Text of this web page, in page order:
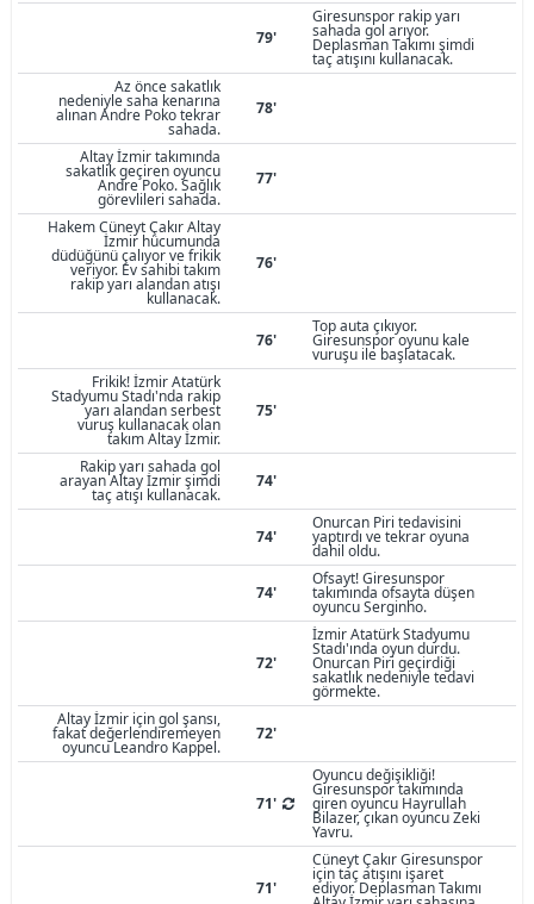
79'
Giresunspor rakip yarı
sahada gol arıyor.
Deplasman Takımı şimdi
taç atışını kullanacak.
Az önce sakatlık
nedeniyle saha kenarına
alınan Andre Poko tekrar
sahada.
78'
Altay İzmir takımında
sakatlık geçiren oyuncu
Andre Poko. Sağlık
görevlileri sahada.
77'
Hakem Cüneyt Çakır Altay
İzmir hücumunda
düdüğünü çalıyor ve frikik
veriyor. Ev sahibi takım
rakip yarı alandan atışı
kullanacak.
76'
76'
Top auta çıkıyor.
Giresunspor oyunu kale
vuruşu ile başlatacak.
Frikik! İzmir Atatürk
Stadyumu Stadı'nda rakip
yarı alandan serbest
vuruş kullanacak olan
takım Altay İzmir.
75'
Rakip yarı sahada gol
arayan Altay İzmir şimdi
taç atışı kullanacak.
74'
74'
Onurcan Piri tedavisini
yaptırdı ve tekrar oyuna
dahil oldu.
74'
Ofsayt! Giresunspor
takımında ofsayta düşen
oyuncu Serginho.
72'
İzmir Atatürk Stadyumu
Stadı'ında oyun durdu.
Onurcan Piri geçirdiği
sakatlık nedeniyle tedavi
görmekte.
Altay İzmir için gol şansı,
fakat değerlendiremeyen
oyuncu Leandro Kappel.
72'
71'
Oyuncu değişikliği!
Giresunspor takımında
giren oyuncu Hayrullah
Bilazer, çıkan oyuncu Zeki
Yavru.
71'
Cüneyt Çakır Giresunspor
için taç atışını işaret
ediyor. Deplasman Takımı